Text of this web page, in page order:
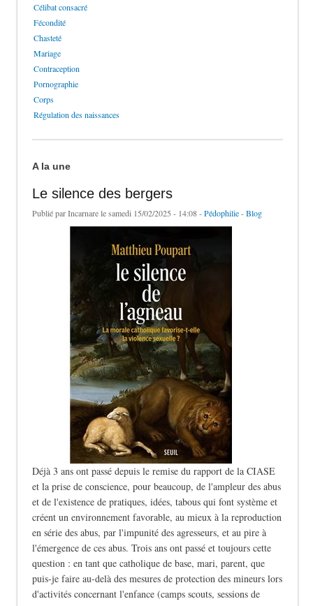
Célibat consacré
Fécondité
Chasteté
Mariage
Contraception
Pornographie
Corps
Régulation des naissances
A la une
Le silence des bergers
Publié parIncarnarele samedi 15/02/2025 - 14:08 -Pédophilie-Blog
Déjà 3 ans ont passé depuis le remise du rapport de la CIASE
et la prise de conscience, pour beaucoup, de l'ampleur des abus
et de l'existence de pratiques, idées, tabous qui font système et
créent un environnement favorable, au mieux à la reproduction
en série des abus, par l'impunité des agresseurs, et au pire à
l'émergence de ces abus. Trois ans ont passé et toujours cette
question : en tant que catholique de base, mari, parent, que
puis-je faire au-delà des mesures de protection des mineurs lors
d'activités concernant l'enfance (camps scouts, sessions de